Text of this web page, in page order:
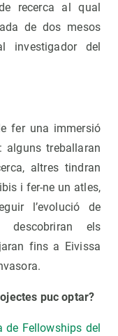
recerca al qual
de dos mesos
investigador del
fer una immersió
alguns treballaran
altres tindran
i fer-ne un atles,
l’evolució de
descobriran els
fins a Eivissa
puc optar?
de Fellowships del